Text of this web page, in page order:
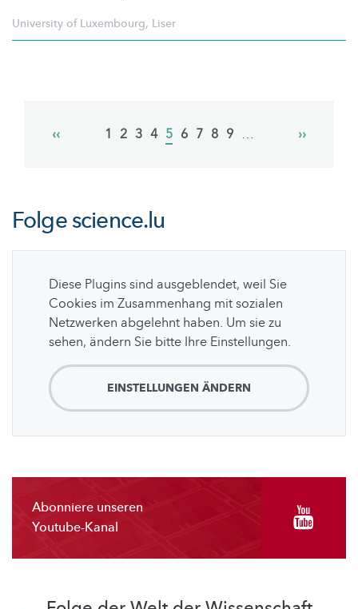
University of Luxembourg, Liser
Previous
‹‹ Page
1 Page
2 Page
3 Page
4 Current
5 Page
6 Page
7 Page
8 Page
9 …
Next
››
Folgescience.lu
Diese Plugins sind ausgeblendet, weil Sie
Cookies im Zusammenhang mit sozialen
Netzwerken abgelehnt haben. Um sie zu
sehen, ändern Sie bitte Ihre Einstellungen.
EINSTELLUNGEN ÄNDERN
Abonniere unseren
Youtube-Kanal